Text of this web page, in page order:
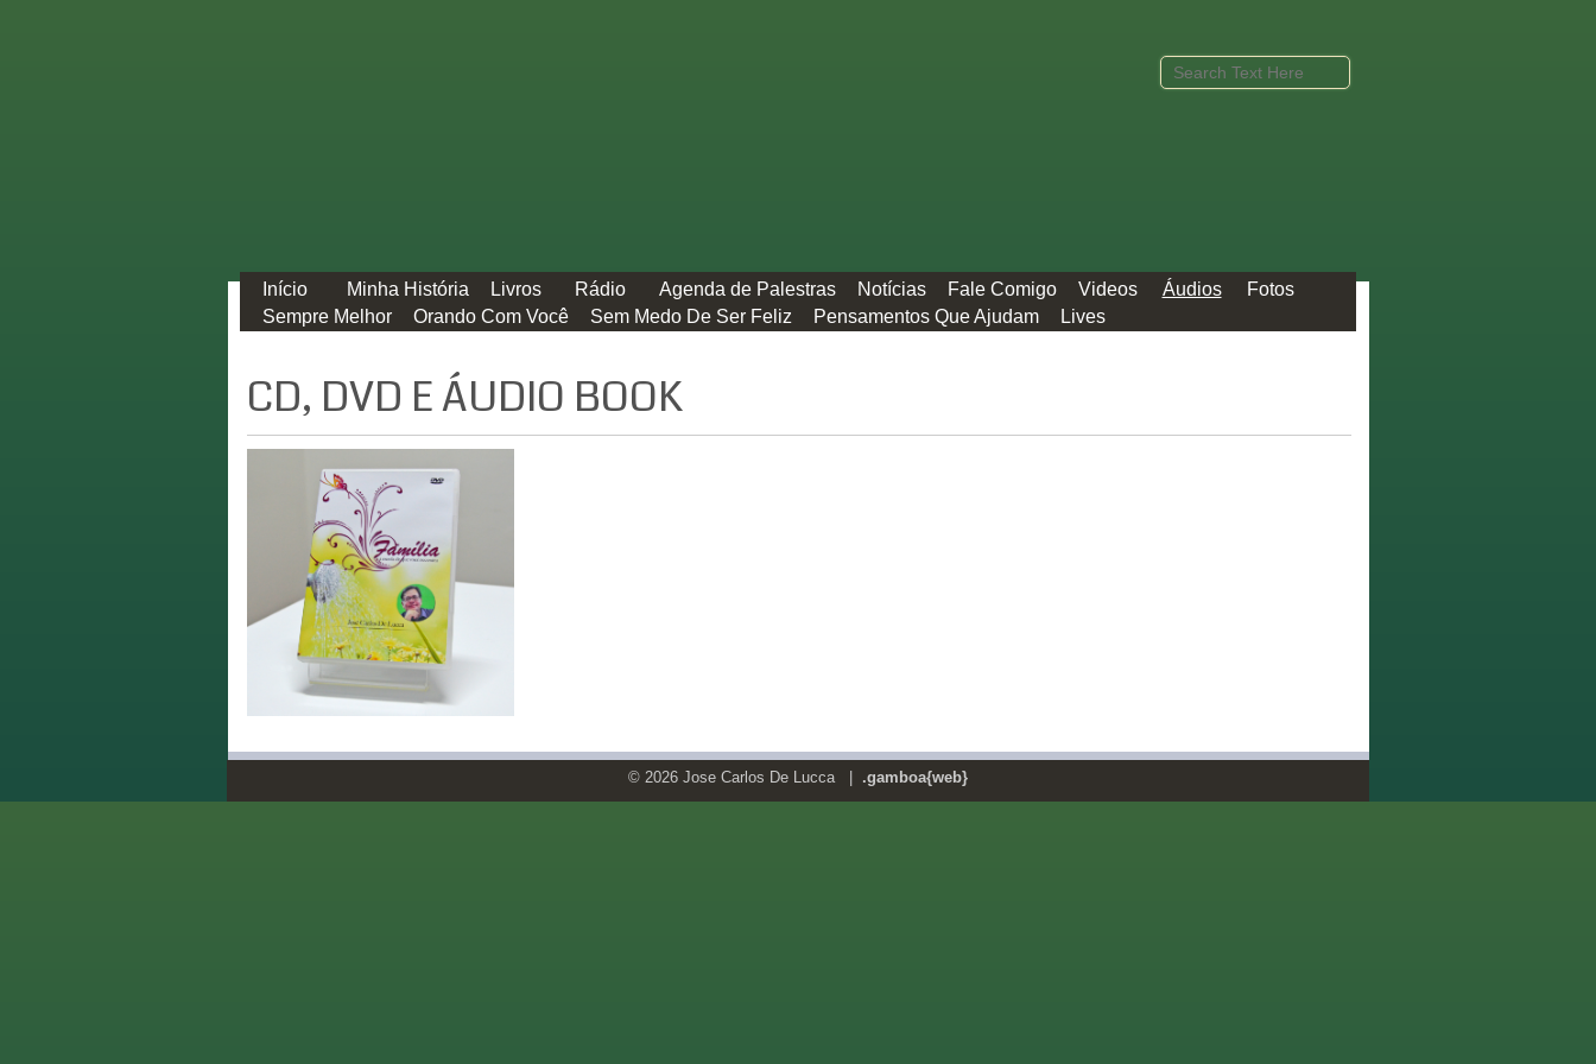
Início Minha História Livros Rádio Agenda de Palestras Notícias Fale Comigo Videos Áudios
Fotos
Sempre Melhor
Orando Com Você Sem Medo De Ser Feliz Pensamentos Que Ajudam Lives
CD, DVD E ÁUDIO BOOK
© 2026 Jose Carlos De Lucca | .gamboa{web}